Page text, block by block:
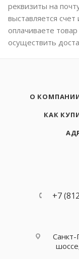
реквизиты на
выставляется
оплачиваете
осуществить
О
КАК
+7